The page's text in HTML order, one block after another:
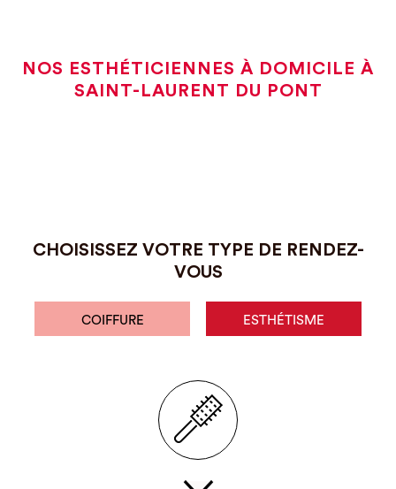
NOS ESTHÉTICIENNES À DOMICILE À
SAINT-LAURENT DU PONT
CHOISISSEZ VOTRE TYPE DE RENDEZ-
VOUS
COIFFURE ESTHÉTISME